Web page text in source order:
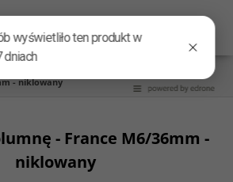
MenuPanel
- niklowany
- France M6/36mm -
niklowany